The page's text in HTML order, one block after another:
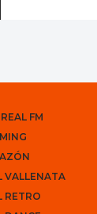
FM
VALLENATA
RETRO